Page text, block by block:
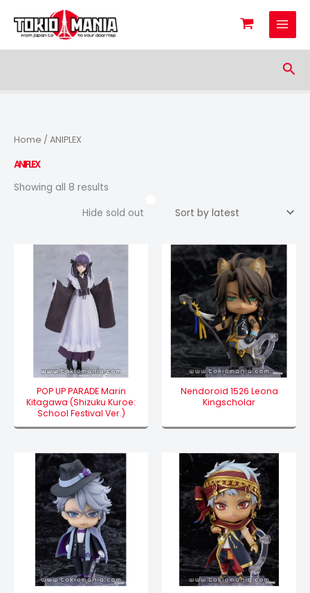
Skip to content
Home / ANIPLEX
ANIPLEX
Showing all 8 results
Hide sold out
POP UP PARADE Marin
Kitagawa (Shizuku Kuroe:
School Festival Ver.)
Nendoroid 1526 Leona
Kingscholar